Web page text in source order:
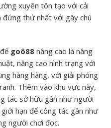
xuyên tôn tạo với cải
thứ nhất với gây chú
goô88 nâng cao là nâng
nâng cao hình trạng với
hàng hàng, với giải phóng
Thêm vào khu vực này,
tác sở hữu gần như người
hạn để công tác gần như
người chơi đọc.